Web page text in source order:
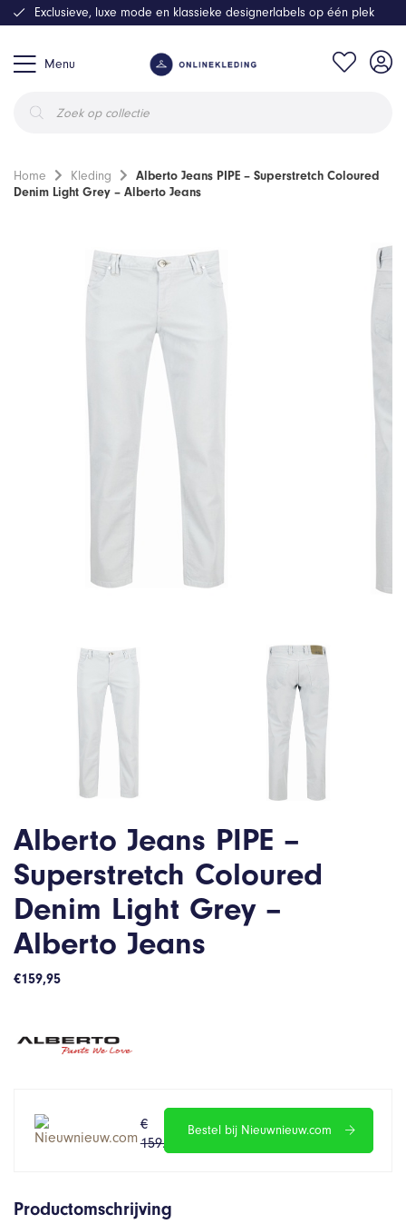
Menu
zoeken
Exclusieve, luxe mode en klassieke designerlabels op één plek
Home Kleding
Alberto Jeans PIPE – Superstretch Coloured
Denim Light Grey – Alberto Jeans
Alberto Jeans PIPE –
Superstretch Coloured
Denim Light Grey –
Alberto Jeans
€159,95
€
159.95
€
Bestel bij Nieuwnieuw.com
Productomschrijving